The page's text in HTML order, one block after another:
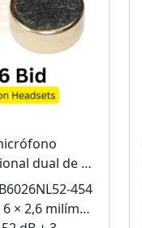
dual de 6
454
6 × 2,6 milímetros